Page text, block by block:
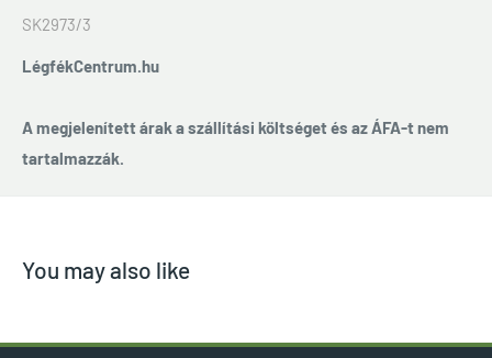
SK2973/3
LégfékCentrum.hu
A megjelenített árak a szállítási költséget és az ÁFA-t nem
tartalmazzák.
You may also like